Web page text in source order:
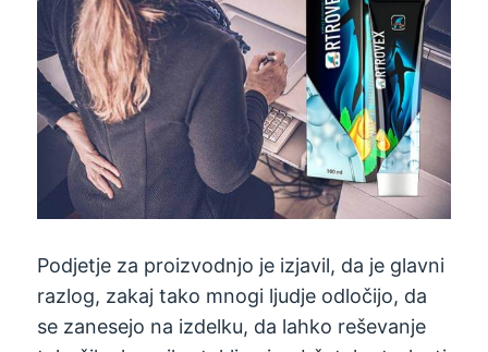
Podjetje za proizvodnjo je izjavil, da je glavni
razlog, zakaj tako mnogi ljudje odločijo, da
se zanesejo na izdelku, da lahko reševanje